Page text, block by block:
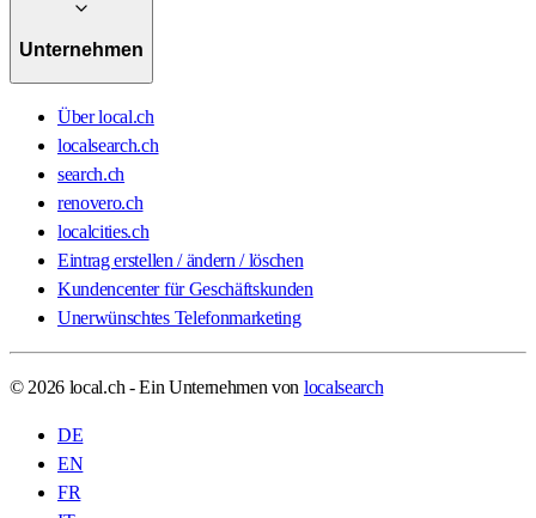
Unternehmen
Über local.ch
localsearch.ch
search.ch
renovero.ch
localcities.ch
Eintrag erstellen / ändern / löschen
Kundencenter für Geschäftskunden
Unerwünschtes Telefonmarketing
© 2026 local.ch - Ein Unternehmen von localsearch
DE
EN
FR